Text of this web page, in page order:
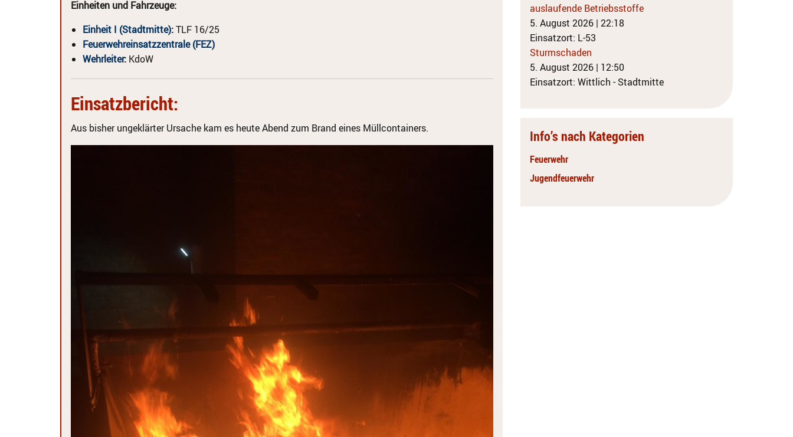
Einheiten und Fahrzeuge:
Einheit I (Stadtmitte):TLF 16/25
Feuerwehreinsatzzentrale (FEZ)
Wehrleiter: KdoW
Einsatzbericht:
Aus bisher ungeklärter Ursache kam es heute Abend zum Brand eines Müllcontainers.
auslaufende Betriebsstoffe
5. August 2026 | 22:18
Einsatzort: L-53
Sturmschaden
5. August 2026 | 12:50
Einsatzort: Wittlich - Stadtmitte
Info’s nach Kategorien
Feuerwehr
Jugendfeuerwehr